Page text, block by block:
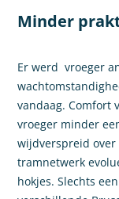
Minder
Er werd vroeger
vandaag. Comfort
vroeger minder
wijdverspreid
tramnetwerk
hokjes. Slechts